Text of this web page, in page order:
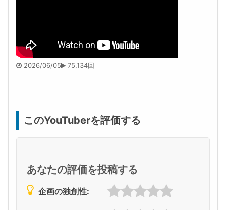
2026/06/05 75,134回
このYouTuberを評価する
あなたの評価を投稿する
企画の独創性: